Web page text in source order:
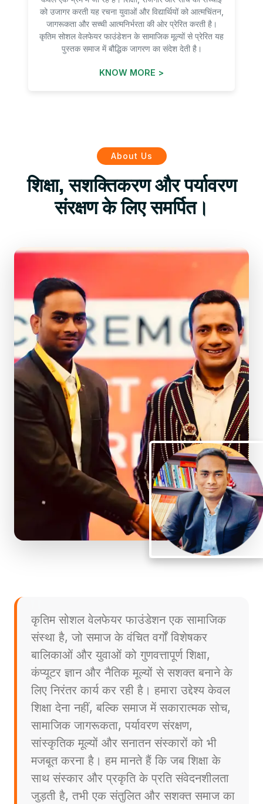
को उजागर करती यह रचना युवाओं और विद्यार्थियों को आत्मचिंतन,
जागरूकता और सच्ची आत्मनिर्भरता की ओर प्रेरित करती है।
कृतिम सोशल वेलफेयर फाउंडेशन के सामाजिक मूल्यों से प्रेरित यह
पुस्तक समाज में बौद्धिक जागरण का संदेश देती है।
KNOW MORE >
About Us
शिक्षा, सशक्तिकरण और पर्यावरण
संरक्षण के लिए समर्पित।
कृतिम सोशल वेलफेयर फाउंडेशन एक सामाजिक
संस्था है, जो समाज के वंचित वर्गों विशेषकर
बालिकाओं और युवाओं को गुणवत्तापूर्ण शिक्षा,
कंप्यूटर ज्ञान और नैतिक मूल्यों से सशक्त बनाने के
लिए निरंतर कार्य कर रही है। हमारा उद्देश्य केवल
शिक्षा देना नहीं, बल्कि समाज में सकारात्मक सोच,
सामाजिक जागरूकता, पर्यावरण संरक्षण,
सांस्कृतिक मूल्यों और सनातन संस्कारों को भी
मजबूत करना है। हम मानते हैं कि जब शिक्षा के
साथ संस्कार और प्रकृति के प्रति संवेदनशीलता
जुड़ती है, तभी एक संतुलित और सशक्त समाज का